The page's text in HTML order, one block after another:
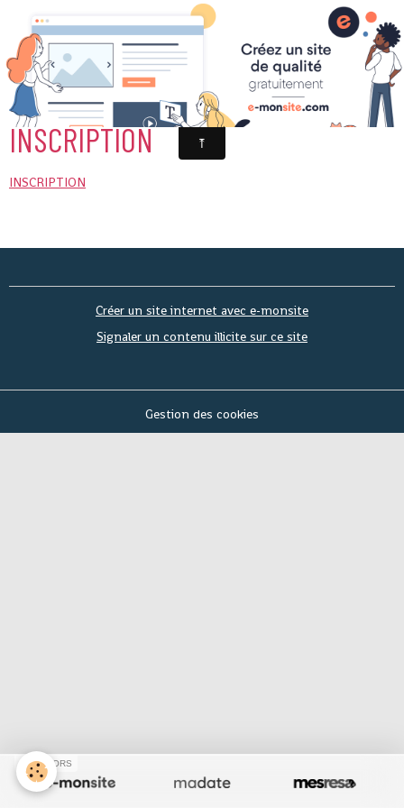
La Crapahute au clair de lune
INSCRIPTION
INSCRIPTION
Créer un site internet avec e-monsite
Signaler un contenu illicite sur ce site
Gestion des cookies
SPONSORS